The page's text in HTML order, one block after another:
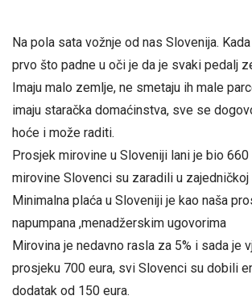
Na pola sata vožnje od nas Slovenija.
prvo što padne u oči je da je svaki pedalj
Imaju malo zemlje, ne smetaju ih male
imaju staračka domaćinstva, sve se
hoće i može raditi.
Prosjek mirovine u Sloveniji lani je bio 660
mirovine Slovenci su zaradili u zajedničkoj
Minimalna plaća u Sloveniji je kao naša
napumpana ,menadžerskim ugovorima
Mirovina je nedavno rasla za 5% i sada je
prosjeku 700 eura, svi Slovenci su dobili
dodatak od 150 eura.